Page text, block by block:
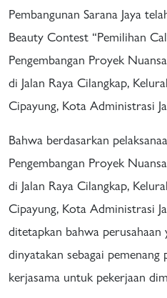
Pembangunan Sarana Jaya
Beauty Contest “Pemilihan
Pengembangan Proyek
di Jalan Raya Cilangkap,
Cipayung, Kota Administrasi
Bahwa berdasarkan
Pengembangan Proyek
di Jalan Raya Cilangkap,
Cipayung, Kota Administrasi
ditetapkan bahwa
dinyatakan sebagai
kerjasama untuk pekerjaan